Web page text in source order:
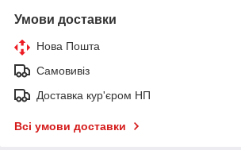
Умови доставки
Нова Пошта
Самовивіз
Доставка кур'єром НП
Всі умови доставки